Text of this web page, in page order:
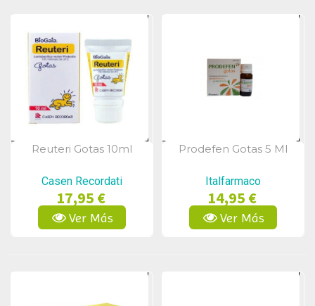
Vista Rápida
Reuteri Gotas 10ml
Casen Recordati
17,95 €
Ver Más
Vista Rápida
Prodefen Gotas 5 Ml
Italfarmaco
14,95 €
Ver Más